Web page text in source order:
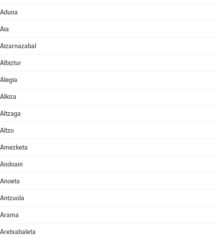
Aduna
Aia
Aizarnazabal
Albiztur
Alegia
Alkiza
Altzaga
Altzo
Amezketa
Andoain
Anoeta
Antzuola
Arama
Aretxabaleta